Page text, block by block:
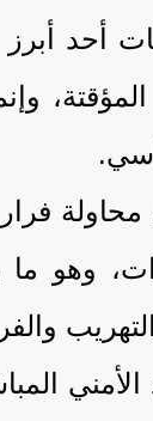
أحد
وهو ما
الأمني